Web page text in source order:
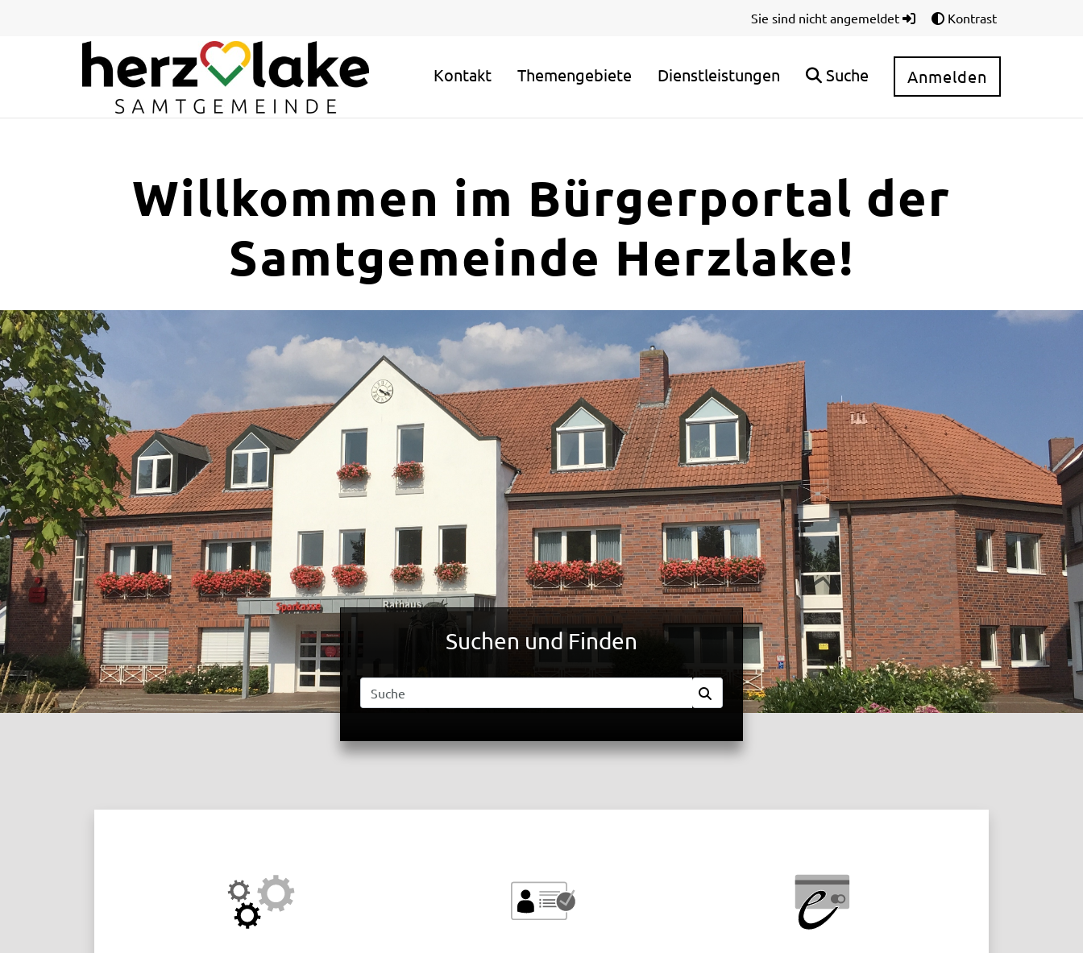
Sie sind nicht angemeldet Kontrast
Kontakt Themengebiete Dienstleistungen Suche Anmelden
Willkommen im Bürgerportal der
Samtgemeinde Herzlake!
Über das Portal